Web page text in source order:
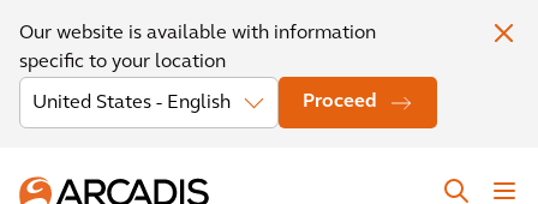
Our website is available with information
specific to your location
Proceed